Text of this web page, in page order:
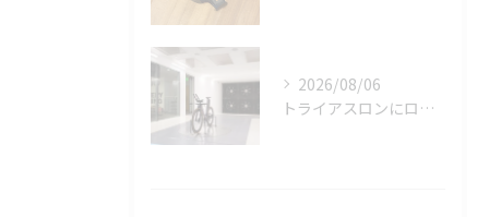
2026/08/06
トライアスロンにロードバイクはどこまで使える？